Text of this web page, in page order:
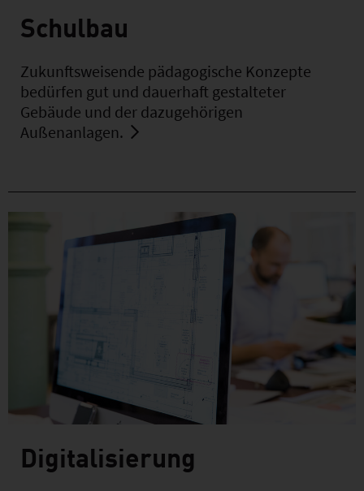
Schulbau
Zukunftsweisende pädagogische Konzepte
bedürfen gut und dauerhaft gestalteter
Gebäude und der dazugehörigen
Außenanlagen.
Digitalisierung